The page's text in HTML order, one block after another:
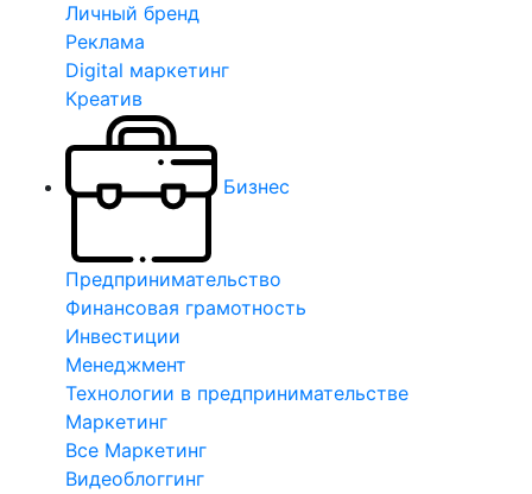
Личный бренд
Реклама
Digital маркетинг
Креатив
Бизнес
Предпринимательство
Финансовая грамотность
Инвестиции
Менеджмент
Технологии в предпринимательстве
Маркетинг
Все Маркетинг
Видеоблоггинг